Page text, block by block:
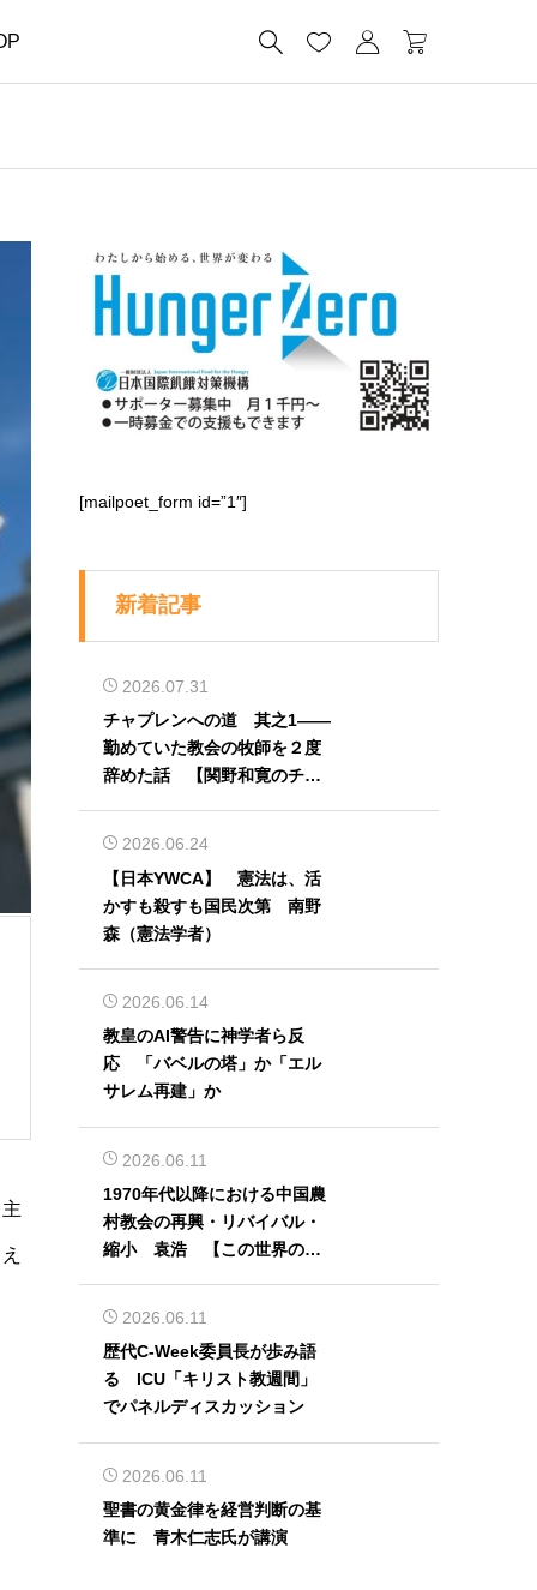
   
[mailpoet_form id=”1″]
新着記事
2026.07.31
チャプレンへの道 其之1――
勤めていた教会の牧師を２度
辞めた話 【関野和寛のチャ
2026.06.24
【日本YWCA】 憲法は、活
かすも殺すも国民次第 南野
森（憲法学者）
2026.06.14
教皇のAI警告に神学者ら反
応 「バベルの塔」か「エル
サレム再建」か
2026.06.11
1970年代以降における中国農
村教会の再興・リバイバル・
縮小 袁浩 【この世界の片
2026.06.11
歴代C-Week委員長が歩み語
る ICU「キリスト教週間」
でパネルディスカッション
2026.06.11
聖書の黄金律を経営判断の基
準に 青木仁志氏が講演